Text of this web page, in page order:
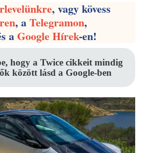
, vagy kövess
, aTelegramon,
aGoogle Hírek-en!
hogy a Twice cikkeit mindig
között lásd a Google-ben